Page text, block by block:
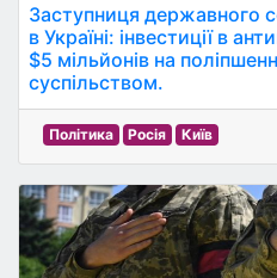
Заступниця державного
в Україні: інвестиції в
$5 мільйонів на
суспільством.
Політика Росія Київ